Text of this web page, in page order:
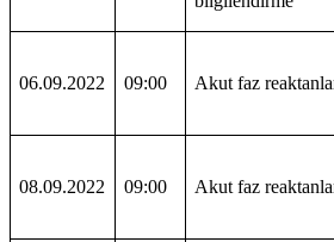
06.09.2022 09:00 Akut faz
08.09.2022 09:00 Akut faz